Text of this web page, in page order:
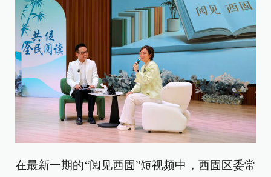
在最新一期的“阅见西固”短视频中，西固区委常